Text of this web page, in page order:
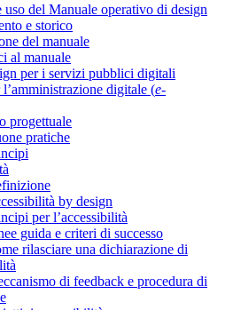
uso del Manuale operativo di design
e storico
del manuale
al manuale
per i servizi pubblici digitali
digitale (e-
progettuale
pratiche
by design
per l’accessibilità
guida e criteri di successo
rilasciare una dichiarazione di
di feedback e procedura di